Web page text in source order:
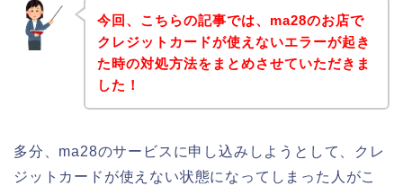
今回、こちらの記事では、ma28のお店で
クレジットカードが使えないエラーが起き
た時の対処方法をまとめさせていただきま
した！
多分、ma28のサービスに申し込みしようとして、クレ
ジットカードが使えない状態になってしまった人がこ